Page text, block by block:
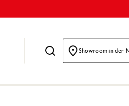
Showroom in der